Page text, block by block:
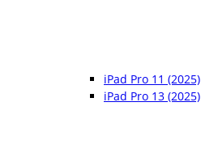
iPad Pro 11 (2025)
iPad Pro 13 (2025)